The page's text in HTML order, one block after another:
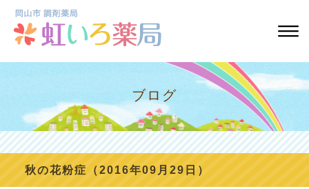
ブログ
秋の花粉症（2016年09月29日）